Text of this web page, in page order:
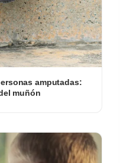
amputadas:
muñón